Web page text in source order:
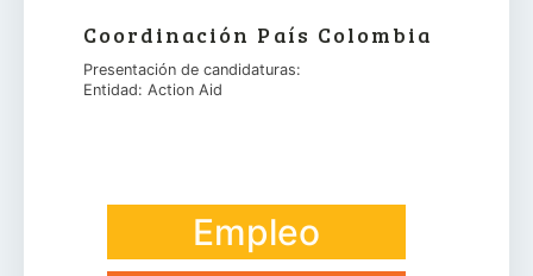
Coordinación País Colombia
Presentación de candidaturas:
Entidad: Action Aid
Empleo